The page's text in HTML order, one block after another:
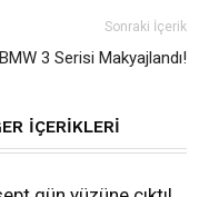
Sonraki İçerik
BMW 3 Serisi Makyajlandı!
İÇERIKLERI